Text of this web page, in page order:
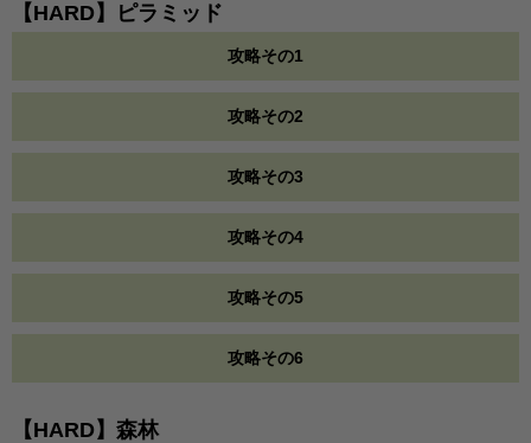
【HARD】ピラミッド
攻略その1
攻略その2
攻略その3
攻略その4
攻略その5
攻略その6
【HARD】森林